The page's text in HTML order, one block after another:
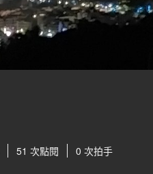
51 次點閱 0 次拍手